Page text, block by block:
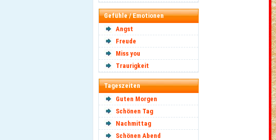
Gefühle / Emotionen
Angst
Freude
Miss you
Traurigkeit
Tageszeiten
Guten Morgen
Schönen Tag
Nachmittag
Schönen Abend